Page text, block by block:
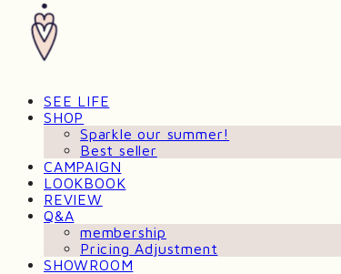
SEE LIFE
SHOP
Sparkle our summer!
Best seller
CAMPAIGN
LOOKBOOK
REVIEW
Q&A
membership
Pricing Adjustment
SHOWROOM